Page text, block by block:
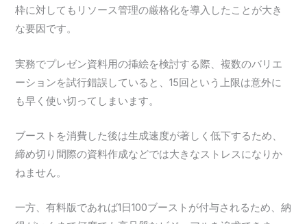
枠に対してもリソース管理の厳格化を導入したことが大き
な要因です。
実務でプレゼン資料用の挿絵を検討する際、複数のバリエ
ーションを試行錯誤していると、15回という上限は意外に
も早く使い切ってしまいます。
ブーストを消費した後は生成速度が著しく低下するため、
締め切り間際の資料作成などでは大きなストレスになりか
ねません。
一方、有料版であれば1日100ブーストが付与されるため、納